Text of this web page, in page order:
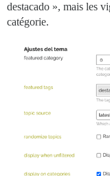
destacado », mais les
catégorie.